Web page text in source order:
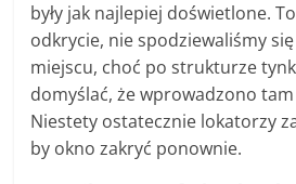
były jak najlepiej doświetlone.
odkrycie, nie spodziewaliśmy
miejscu, choć po strukturze
domyślać, że wprowadzono
Niestety ostatecznie lokatorzy
by okno zakryć ponownie.